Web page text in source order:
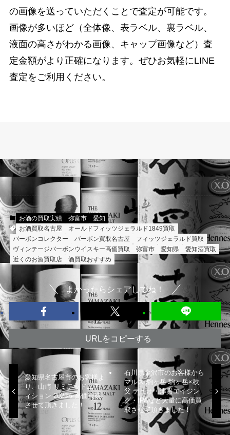
の画像を送っていただくことで査定が可能です。
画像が多いほど（全体像、表ラベル、裏ラベル、
液面の高さがわかる画像、キャップ画像など）査
定金額がより正確になります。ぜひお気軽にLINE
査定をご利用ください。
お酒の買取実績 弥富市
愛知
お酒買取名古屋
オールドフィッツジェラルド1849買取
バーボンコレクター
バーボン買取名古屋
フィッツジェラルド買取
ヴィンテージバーボンウイスキー高価買取
弥富市 愛知県
愛知酒買取
近くのお酒買取店
酒買取おすすめ
よかったらシェアしてね！
URLをコピーする
愛知県名古屋市のお客様よ
り、山崎 リミテッドエデ
ィション 2023を高価買取
させて頂きました！
石川県金沢市のお客様から
マルス 駒ヶ岳 駒ヶ岳×秩
父 デュオ・津貫エイジン
グ・IPAなど大量に高価買
取させて頂きました！